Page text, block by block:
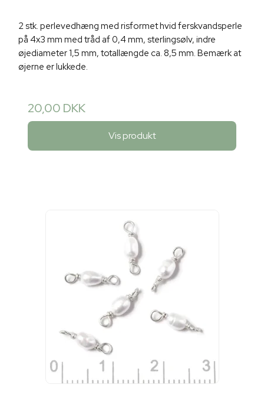
2 stk. perlevedhæng med risformet hvid ferskvandsperle
på 4x3 mm med tråd af 0,4 mm, sterlingsølv, indre
øjediameter 1,5 mm, totallængde ca. 8,5 mm. Bemærk at
øjerne er lukkede.
20,00 DKK
Vis produkt